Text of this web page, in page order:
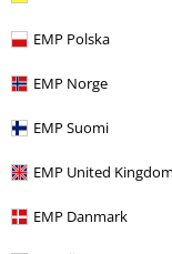
EMP Polska
EMP Norge
EMP Suomi
EMP United Kingdom
EMP Danmark
Plus de